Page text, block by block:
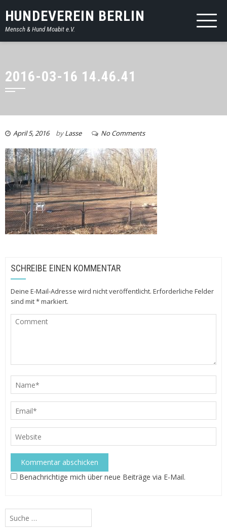
HUNDEVEREIN BERLIN
Mensch & Hund Moabit e.V.
2016-03-16 14.46.41
April 5, 2016 byLasse No Comments
SCHREIBE EINEN KOMMENTAR
Deine E-Mail-Adresse wird nicht veröffentlicht. Erforderliche Felder
sind mit*markiert.
Benachrichtige mich über neue Beiträge via E-Mail.
Suche
nach: